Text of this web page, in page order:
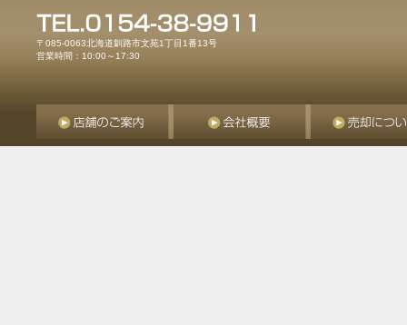
〒085-0063北海道釧路市文苑1丁目1番13号
営業時間：10:00～17:30